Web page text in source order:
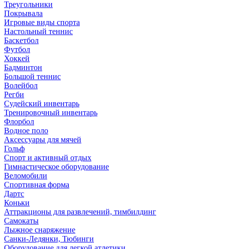
Треугольники
Покрывала
Игровые виды спорта
Настольный теннис
Баскетбол
Футбол
Хоккей
Бадминтон
Большой теннис
Волейбол
Регби
Судейский инвентарь
Тренировочный инвентарь
Флорбол
Водное поло
Аксессуары для мячей
Гольф
Спорт и активный отдых
Гимнастическое оборудование
Веломобили
Спортивная форма
Дартс
Коньки
Аттракционы для развлечений, тимбилдинг
Самокаты
Лыжное снаряжение
Санки-Ледянки, Тюбинги